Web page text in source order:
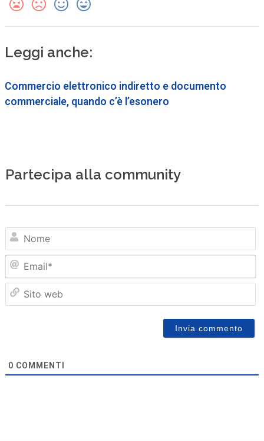
Leggi anche:
Commercio elettronico indiretto e documento
commerciale, quando c’è l’esonero
Partecipa alla community
0 COMMENTI